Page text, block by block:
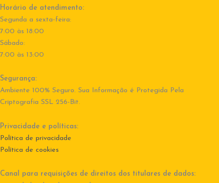
Horário de atendimento:
Segunda a sexta-feira:
7:00 às 18:00
Sábado:
7:00 às 13:00
Segurança:
Ambiente 100% Seguro. Sua Informação é Protegida Pela
Criptografia SSL 256-Bit.
Privacidade e políticas:
Política de privacidade
Política de cookies
Canal para requisições de direitos dos titulares de dados: